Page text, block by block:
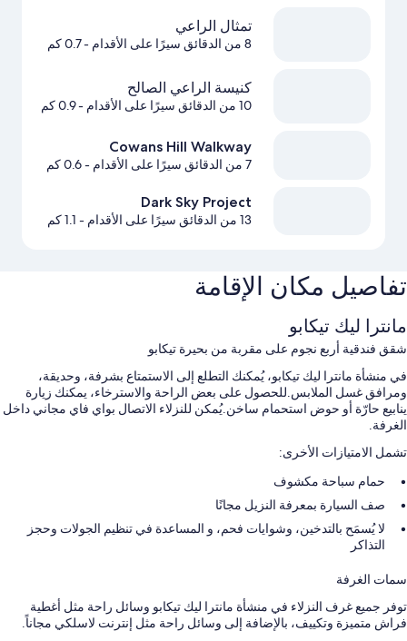
تمثال الراعي
8 من الدقائق سيرًا على الأقدام - 0.7 كم
كنيسة الراعي الصالح
10 من الدقائق سيرًا على الأقدام - 0.9 كم
Cowans Hill Walkway
7 من الدقائق سيرًا على الأقدام - 0.6 كم
Dark Sky Project
13 من الدقائق سيرًا على الأقدام - 1.1 كم
تفاصيل مكان الإقامة
مانترا ليك تيكابو
شقق فندقية أربع نجوم على مقربة من بحيرة تيكابو
في منشأة مانترا ليك تيكابو، يُمكنك التطلع إلى الاستمتاع بشرفة، وحديقة،
ومرافق غسل الملابس.للحصول على بعض الراحة والاسترخاء، يمكنك زيارة
ينابيع حارّة أو حوض استحمام ساخن.يُمكن للنزلاء الاتصال بواي فاي مجاني داخل
الغرفة.
تشمل الامتيازات الأخرى:
حمام سباحة مكشوف
صف السيارة بمعرفة النزيل مجانًا
لا يُسمَح بالتدخين، وشوايات فحم، و المساعدة في تنظيم الجولات وحجز
التذاكر
سمات الغرفة
توفر جميع غرف النزلاء في منشأة مانترا ليك تيكابو وسائل راحة مثل أغطية
فراش متميزة وتكييف، بالإضافة إلى وسائل راحة مثل إنترنت لاسلكي مجاناً.